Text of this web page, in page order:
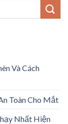
Và Cách
Toàn Cho Mắt
Nhất Hiện